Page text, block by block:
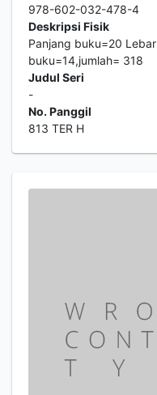
978-602-032-478-4
Deskripsi Fisik
Panjang buku=20 Lebar
buku=14,jumlah= 318
Judul Seri
-
No. Panggil
813 TER H